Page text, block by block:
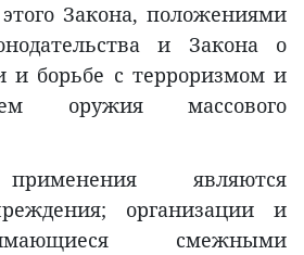
Закона, положениями
и Закона о
и борьбе с терроризмом и
оружия массового
являются
организации и
смежными